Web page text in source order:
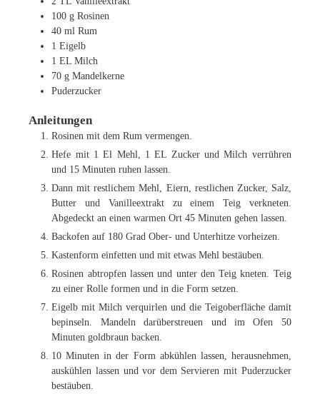
100 g Rosinen
40 ml Rum
1 Eigelb
1 EL Milch
70 g Mandelkerne
Puderzucker
Anleitungen
Rosinen mit dem Rum vermengen.
Hefe mit 1 El Mehl, 1 EL Zucker und Milch verrühren
und 15 Minuten ruhen lassen.
Dann mit restlichem Mehl, Eiern, restlichen Zucker, Salz,
Butter und Vanilleextrakt zu einem Teig verkneten.
Abgedeckt an einen warmen Ort 45 Minuten gehen lassen.
Backofen auf 180 Grad Ober- und Unterhitze vorheizen.
Kastenform einfetten und mit etwas Mehl bestäuben.
Rosinen abtropfen lassen und unter den Teig kneten. Teig
zu einer Rolle formen und in die Form setzen.
Eigelb mit Milch verquirlen und die Teigoberfläche damit
bepinseln. Mandeln darüberstreuen und im Ofen 50
Minuten goldbraun backen.
10 Minuten in der Form abkühlen lassen, herausnehmen,
auskühlen lassen und vor dem Servieren mit Puderzucker
bestäuben.